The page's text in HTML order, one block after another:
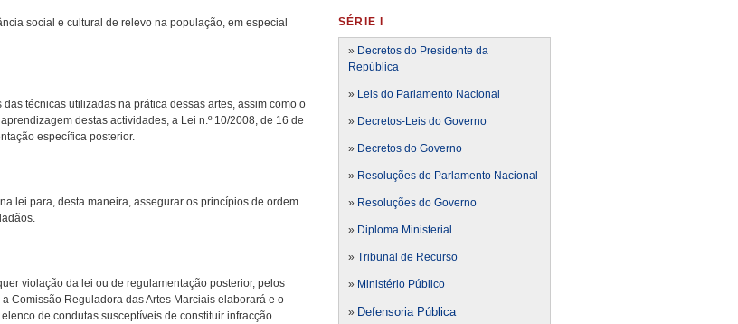
social e cultural de relevo na população, em especial
técnicas utilizadas na prática dessas artes, assim como o
destas actividades, a Lei n.º 10/2008, de 16 de
específica posterior.
lei para, desta maneira, assegurar os princípios de ordem
violação da lei ou de regulamentação posterior, pelos
Comissão Reguladora das Artes Marciais elaborará e o
de condutas susceptíveis de constituir infracção
SÉRIE I
» Decretos do Presidente da
República
» Leis do Parlamento Nacional
» Decretos-Leis do Governo
» Decretos do Governo
» Resoluções do Parlamento Nacional
» Resoluções do Governo
» Diploma Ministerial
» Tribunal de Recurso
» Ministério Público
» Defensoria Pública